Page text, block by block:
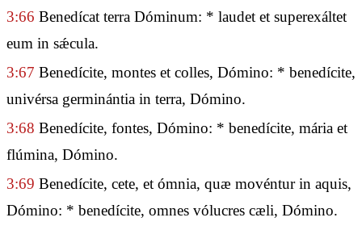
3:66 Benedícat terra Dóminum: * laudet et superexáltet
eum in sǽcula.
3:67 Benedícite, montes et colles, Dómino: * benedícite,
univérsa germinántia in terra, Dómino.
3:68 Benedícite, fontes, Dómino: * benedícite, mária et
flúmina, Dómino.
3:69 Benedícite, cete, et ómnia, quæ movéntur in aquis,
Dómino: * benedícite, omnes vólucres cæli, Dómino.